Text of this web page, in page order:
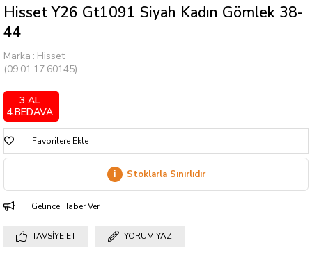
Hisset Y26 Gt1091 Siyah Kadın Gömlek 38-
44
Marka : Hisset
(09.01.17.60145)
3 AL
4.BEDAVA
Favorilere Ekle
i Stoklarla Sınırlıdır
Gelince Haber Ver
TAVSIYE ET YORUM YAZ